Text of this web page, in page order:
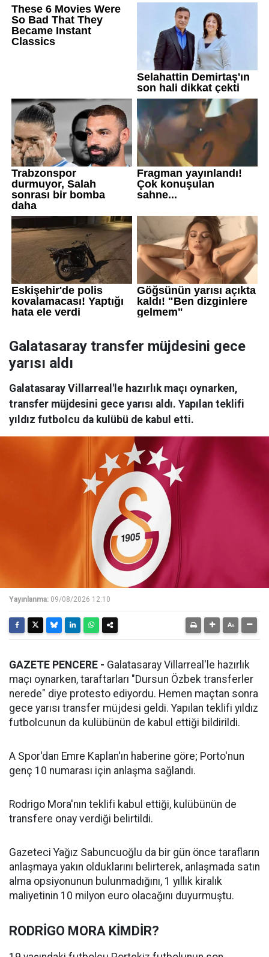
Galatasaray transfer müjdesini gece
yarısı aldı
Galatasaray Villarreal'le hazırlık maçı oynarken,
transfer müjdesini gece yarısı aldı. Yapılan teklifi
yıldız futbolcu da kulübü de kabul etti.
Yayınlanma: 09/08/2026 12:10
GAZETE PENCERE - Galatasaray Villarreal'le hazırlık
maçı oynarken, taraftarları "Dursun Özbek transferler
nerede" diye protesto ediyordu. Hemen maçtan sonra
gece yarısı transfer müjdesi geldi. Yapılan teklifi yıldız
futbolcunun da kulübünün de kabul ettiği bildirildi.
A Spor'dan Emre Kaplan'ın haberine göre; Porto'nun
genç 10 numarası için anlaşma sağlandı.
Rodrigo Mora'nın teklifi kabul ettiği, kulübünün de
transfere onay verdiği belirtildi.
Gazeteci Yağız Sabuncuoğlu da bir gün önce tarafların
anlaşmaya yakın olduklarını belirterek, anlaşmada satın
alma opsiyonunun bulunmadığını, 1 yıllık kiralık
maliyetinin 10 milyon euro olacağını duyurmuştu.
RODRİGO MORA KİMDİR?